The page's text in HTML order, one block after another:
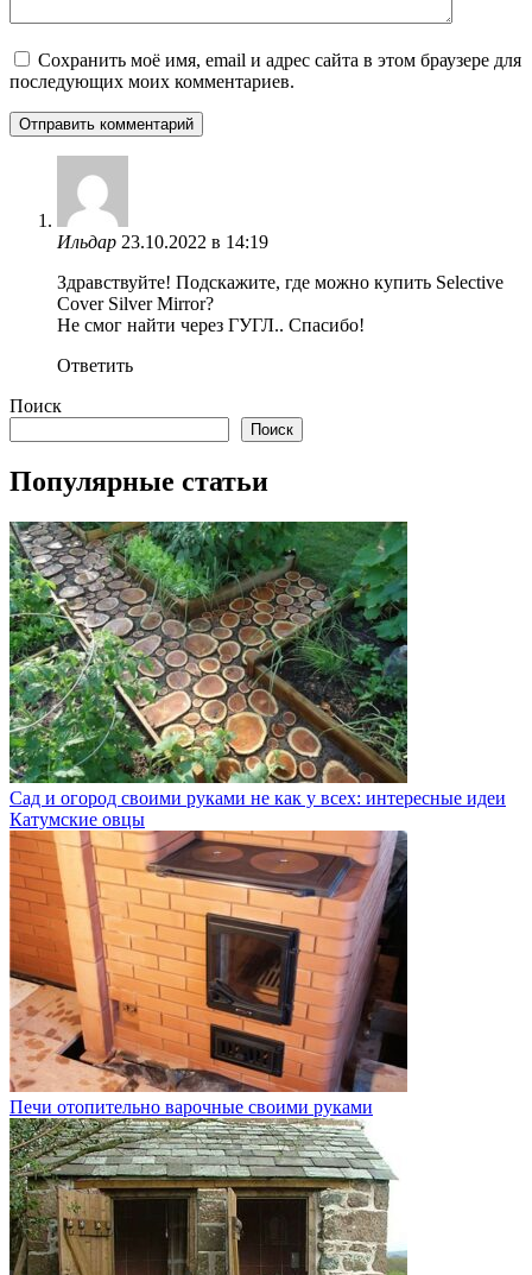
Сохранить моё имя, email и адрес сайта в этом браузере для
последующих моих комментариев.
Ильдар 23.10.2022 в 14:19
Здравствуйте! Подскажите, где можно купить Selective
Cover Silver Mirror?
Не смог найти через ГУГЛ.. Спасибо!
Ответить
Поиск
Поиск
Популярные статьи
Сад и огород своими руками не как у всех: интересные идеи
Катумские овцы
Печи отопительно варочные своими руками